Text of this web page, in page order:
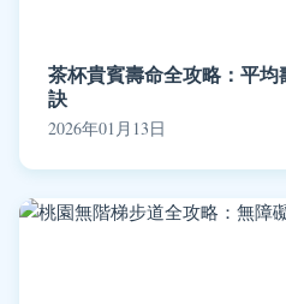
茶杯貴賓壽命全攻略：平
訣
2026年01月13日